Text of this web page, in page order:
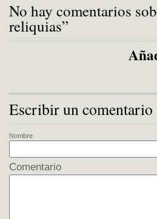
No hay comentarios
reliquias”
Escribir un comentario
Nombre
Comentario